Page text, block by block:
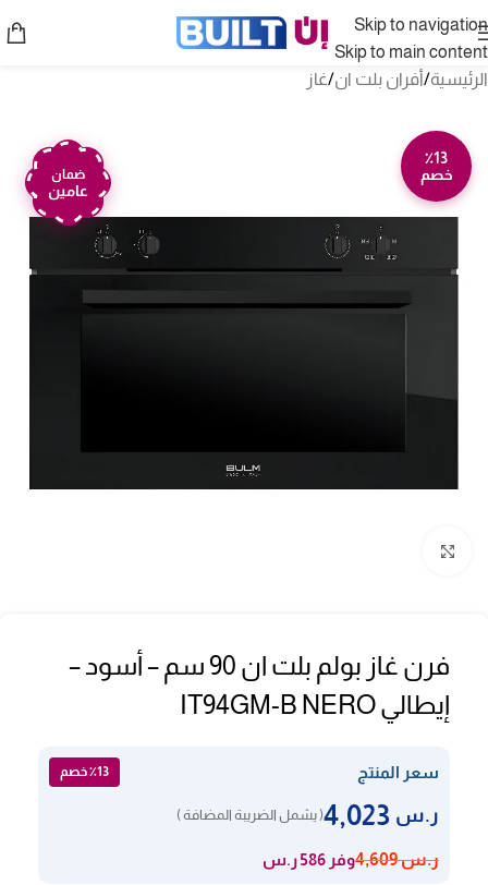
Skip to navigation
Skip to main content
الرئيسية/أفران بلت ان/غاز
٪13
خصم
ضمان
عامين
فرن غاز بولم بلت ان 90 سم – أسود –
إيطالي IT94GM-B NERO
سعر المنتج ٪13 خصم
ر.س ( يشمل الضريبة المضافة )
ر.س4,609 وفر 586 ر.س